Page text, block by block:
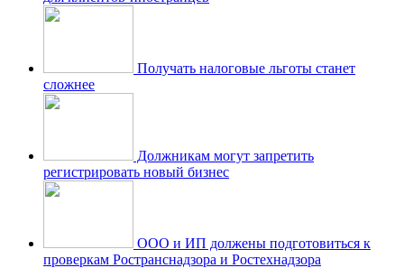
Получать налоговые льготы станет
сложнее
Должникам могут запретить
регистрировать новый бизнес
ООО и ИП должены подготовиться к
проверкам Ространснадзора и Ростехнадзора